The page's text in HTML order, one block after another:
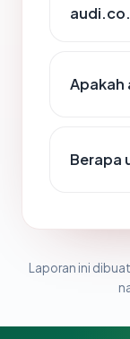
Apakah
Berapa
Laporan ini